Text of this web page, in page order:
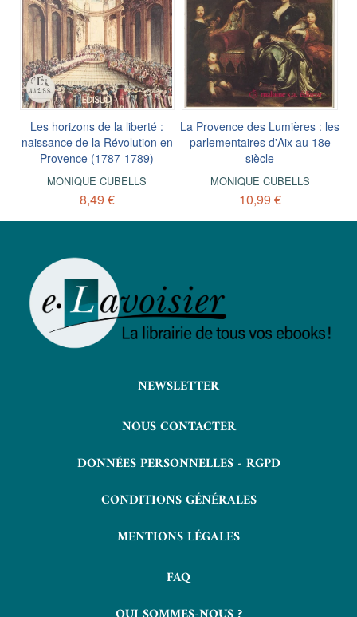
Les horizons de la liberté :
naissance de la Révolution en
Provence (1787-1789)
MONIQUE CUBELLS
8,49 €
La Provence des Lumières : les
parlementaires d'Aix au 18e
siècle
MONIQUE CUBELLS
10,99 €
NEWSLETTER
NOUS CONTACTER
DONNÉES PERSONNELLES - RGPD
CONDITIONS GÉNÉRALES
MENTIONS LÉGALES
FAQ